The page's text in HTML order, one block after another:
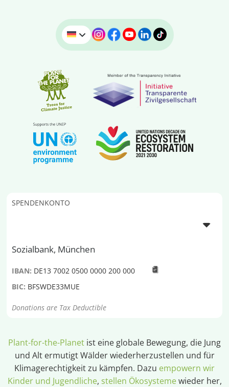
SPENDENKONTO
Sozialbank, München
IBAN: DE13 7002 0500 0000 200 000
BIC: BFSWDE33MUE
Donations are Tax Deductible
Plant-for-the-Planet ist eine globale Bewegung, die Jung
und Alt ermutigt Wälder wiederherzustellen und für
Klimagerechtigkeit zu kämpfen. Dazu empowern wir
Kinder und Jugendliche, stellen Ökosystemewieder her,